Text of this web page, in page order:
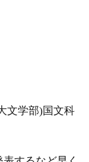
文学部)国文科